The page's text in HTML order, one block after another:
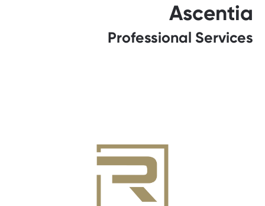
Ascentia
Professional Services